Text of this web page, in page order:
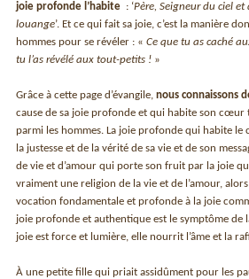
joie profonde l’habite : ‘Père, Seigneur du ciel
louange’. Et ce qui fait sa joie, c’est la manière
hommes pour se révéler : «Ce que tu as caché
tu l’as révélé aux tout-petits ! »
Grâce à cette page d’évangile,nous connaissons
cause de sa joie profonde et qui habite son cœur
parmi les hommes. La joie profonde qui habite le
la justesse et de la vérité de sa vie et de son
de vie et d’amour qui porte son fruit par la joie
vraiment une religion de la vie et de l’amour,
vocation fondamentale et profonde à la joie
joie profonde et authentique est le symptôme de
joie est force et lumière, elle nourrit l’âme et la
À une petite fille qui priait assidûment pour les